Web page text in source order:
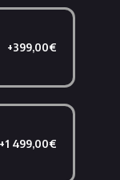
+399,00€
+1 499,00€